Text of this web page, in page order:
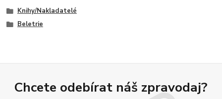
Knihy/Nakladatelé
Beletrie
Chcete odebírat náš zpravodaj?